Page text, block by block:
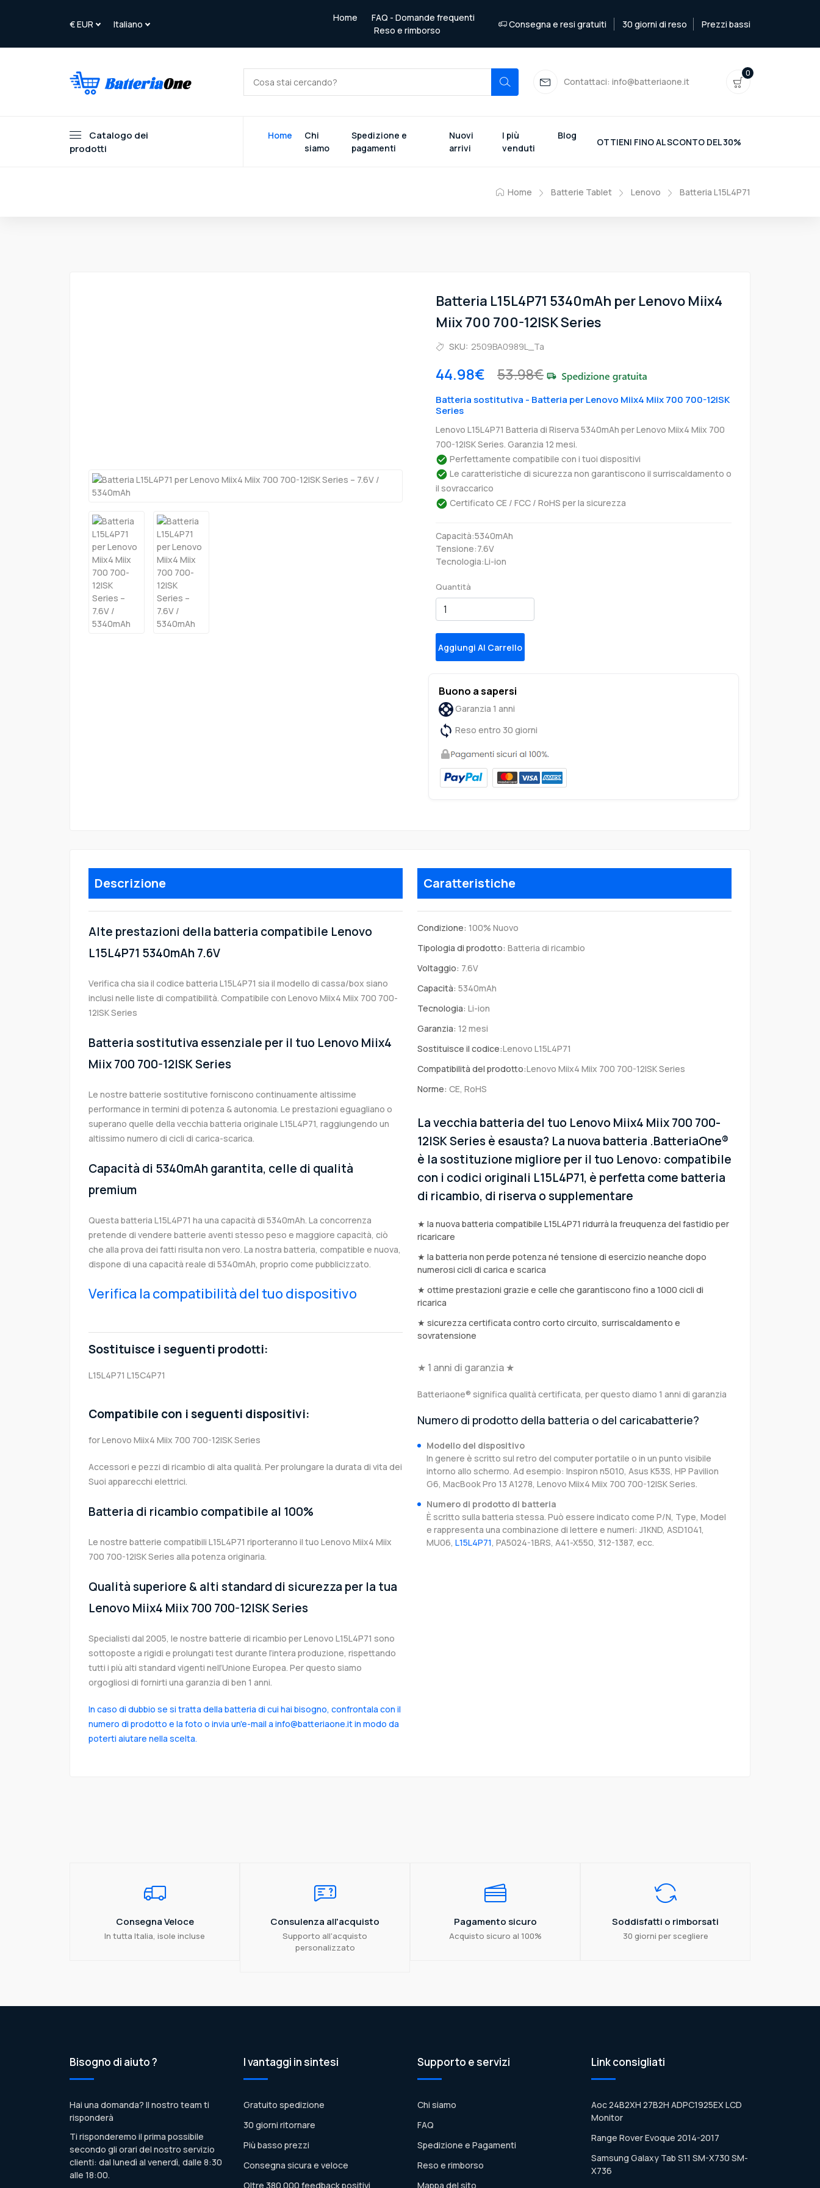
Home
FAQ - Domande frequenti
Reso e rimborso
Consegna e resi gratuiti 30 giorni di reso Prezzi bassi
Contattaci: info@batteriaone.it
0
Catalogo dei
prodotti
Home
Chi
siamo
Spedizione e
pagamenti
Nuovi
arrivi
I più
venduti
Blog
OTTIENI FINO AL SCONTO DEL 30%
Home Batterie Tablet Lenovo Batteria L15L4P71
Batteria L15L4P71 5340mAh per Lenovo Miix4
Miix 700 700-12ISK Series
SKU: 2509BA0989L_Ta
44.98€ 53.98€
Batteria sostitutiva - Batteria per Lenovo Miix4 Miix 700 700-12ISK
Series
Lenovo L15L4P71 Batteria di Riserva 5340mAh per Lenovo Miix4 Miix 700
700-12ISK Series. Garanzia 12 mesi.
Perfettamente compatibile con i tuoi dispositivi
Le caratteristiche di sicurezza non garantiscono il surriscaldamento o
il sovraccarico
Certificato CE / FCC / RoHS per la sicurezza
Capacità:5340mAh
Tensione:7.6V
Tecnologia:Li-ion
Quantità
Aggiungi Al Carrello
Buono a sapersi
Garanzia 1 anni
Reso entro 30 giorni
Descrizione
Alte prestazioni della batteria compatibile Lenovo
L15L4P71 5340mAh 7.6V
Verifica cha sia il codice batteria L15L4P71 sia il modello di cassa/box siano
inclusi nelle liste di compatibilità. Compatibile con Lenovo Miix4 Miix 700 700-
12ISK Series
Batteria sostitutiva essenziale per il tuo Lenovo Miix4
Miix 700 700-12ISK Series
Le nostre batterie sostitutive forniscono continuamente altissime
performance in termini di potenza & autonomia. Le prestazioni eguagliano o
superano quelle della vecchia batteria originale L15L4P71, raggiungendo un
altissimo numero di cicli di carica-scarica.
Capacità di 5340mAh garantita, celle di qualità
premium
Questa batteria L15L4P71 ha una capacità di 5340mAh. La concorrenza
pretende di vendere batterie aventi stesso peso e maggiore capacità, ciò
che alla prova dei fatti risulta non vero. La nostra batteria, compatible e nuova,
dispone di una capacità reale di 5340mAh, proprio come pubblicizzato.
Verifica la compatibilità del tuo dispositivo
Sostituisce i seguenti prodotti:
L15L4P71 L15C4P71
Compatibile con i seguenti dispositivi:
for Lenovo Miix4 Miix 700 700-12ISK Series
Accessori e pezzi di ricambio di alta qualità. Per prolungare la durata di vita dei
Suoi apparecchi elettrici.
Batteria di ricambio compatibile al 100%
Le nostre batterie compatibili L15L4P71 riporteranno il tuo Lenovo Miix4 Miix
700 700-12ISK Series alla potenza originaria.
Qualità superiore & alti standard di sicurezza per la tua
Lenovo Miix4 Miix 700 700-12ISK Series
Specialisti dal 2005, le nostre batterie di ricambio per Lenovo L15L4P71 sono
sottoposte a rigidi e prolungati test durante l’intera produzione, rispettando
tutti i più alti standard vigenti nell’Unione Europea. Per questo siamo
orgogliosi di fornirti una garanzia di ben 1 anni.
In caso di dubbio se si tratta della batteria di cui hai bisogno, confrontala con il
numero di prodotto e la foto o invia un'e-mail a info@batteriaone.it in modo da
poterti aiutare nella scelta.
Caratteristiche
Condizione: 100% Nuovo
Tipologia di prodotto: Batteria di ricambio
Voltaggio: 7.6V
Capacità: 5340mAh
Tecnologia: Li-ion
Garanzia: 12 mesi
Sostituisce il codice:Lenovo L15L4P71
Compatibilità del prodotto:Lenovo Miix4 Miix 700 700-12ISK Series
Norme: CE, RoHS
La vecchia batteria del tuo Lenovo Miix4 Miix 700 700-
12ISK Series è esausta? La nuova batteria .BatteriaOne®
è la sostituzione migliore per il tuo Lenovo: compatibile
con i codici originali L15L4P71, è perfetta come batteria
di ricambio, di riserva o supplementare
★ la nuova batteria compatibile L15L4P71 ridurrà la freuquenza del fastidio per
ricaricare
★ la batteria non perde potenza né tensione di esercizio neanche dopo
numerosi cicli di carica e scarica
★ ottime prestazioni grazie e celle che garantiscono fino a 1000 cicli di
ricarica
★ sicurezza certificata contro corto circuito, surriscaldamento e
sovratensione
★ 1 anni di garanzia ★
Batteriaone® significa qualità certificata, per questo diamo 1 anni di garanzia
Numero di prodotto della batteria o del caricabatterie?
Modello del dispositivo
In genere è scritto sul retro del computer portatile o in un punto visibile
intorno allo schermo. Ad esempio: Inspiron n5010, Asus K53S, HP Pavilion
G6, MacBook Pro 13 A1278, Lenovo Miix4 Miix 700 700-12ISK Series.
Numero di prodotto di batteria
È scritto sulla batteria stessa. Può essere indicato come P/N, Type, Model
e rappresenta una combinazione di lettere e numeri: J1KND, ASD1041,
MU06, L15L4P71, PA5024-1BRS, A41-X550, 312-1387, ecc.
Consegna Veloce
In tutta Italia, isole incluse
Consulenza all'acquisto
Supporto all'acquisto
personalizzato
Pagamento sicuro
Acquisto sicuro al 100%
Soddisfatti o rimborsati
30 giorni per scegliere
Bisogno di aiuto ?
Hai una domanda? Il nostro team ti
risponderà
Ti risponderemo il prima possibile
secondo gli orari del nostro servizio
clienti: dal lunedì al venerdì, dalle 8:30
alle 18:00.
I vantaggi in sintesi
Gratuito spedizione
30 giorni ritornare
Più basso prezzi
Consegna sicura e veloce
Oltre 380.000 feedback positivi
Supporto e servizi
Chi siamo
FAQ
Spedizione e Pagamenti
Reso e rimborso
Mappa del sito
Link consigliati
Aoc 24B2XH 27B2H ADPC1925EX LCD
Monitor
Range Rover Evoque 2014-2017
Samsung Galaxy Tab S11 SM-X730 SM-
X736